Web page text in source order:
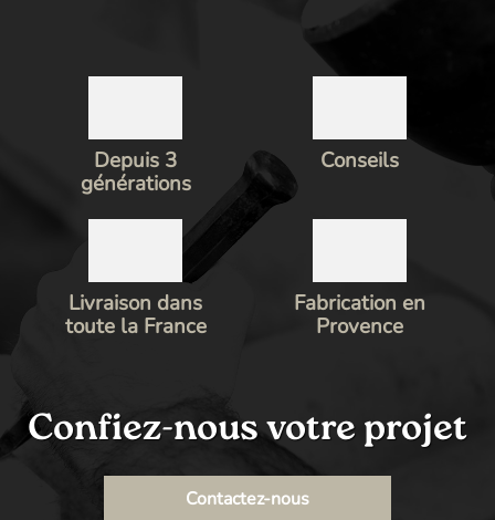
Depuis 3
générations
Conseils
Livraison dans
toute la France
Fabrication en
Provence
Confiez-nous votre projet
Contactez-nous